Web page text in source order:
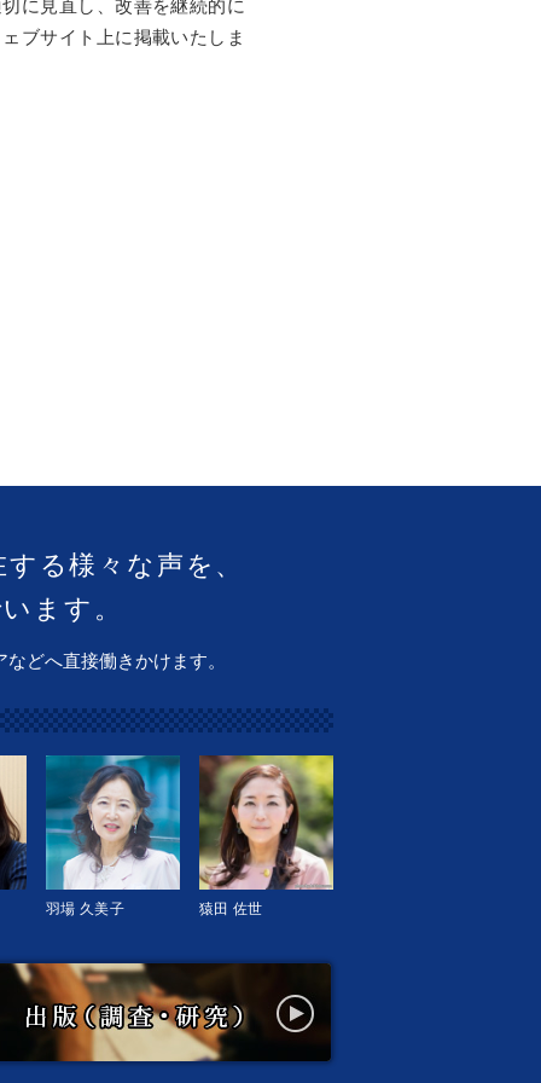
に見直し、改善を継続的に
ブサイト上に掲載いたしま
る様々な声を、
ます。
どへ直接働きかけます。
羽場 久美子 猿田 佐世